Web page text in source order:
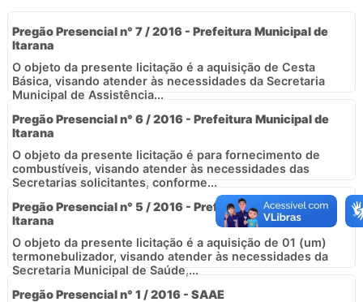
Pregão Presencial n° 7 / 2016 - Prefeitura Municipal de
Itarana
O objeto da presente licitação é a aquisição de Cesta
Básica, visando atender às necessidades da Secretaria
Municipal de Assistência...
Pregão Presencial n° 6 / 2016 - Prefeitura Municipal de
Itarana
O objeto da presente licitação é para fornecimento de
combustíveis, visando atender às necessidades das
Secretarias solicitantes, conforme...
Pregão Presencial n° 5 / 2016 - Prefeitura Municipal de
Itarana
O objeto da presente licitação é a aquisição de 01 (um)
termonebulizador, visando atender às necessidades da
Secretaria Municipal de Saúde,...
Pregão Presencial n° 1 / 2016 - SAAE